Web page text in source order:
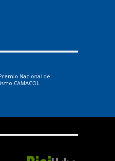
Nacional de
CAMACOL